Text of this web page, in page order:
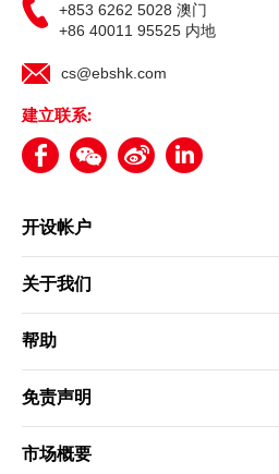
更新个人资料
客户同意书 - 香港投资者识别码制
+853 6262 5028 澳门
+86 40011 95525 内地
cs@ebshk.com
建立联系:
开设帐户
关于我们
帮助
免责声明
市场概要